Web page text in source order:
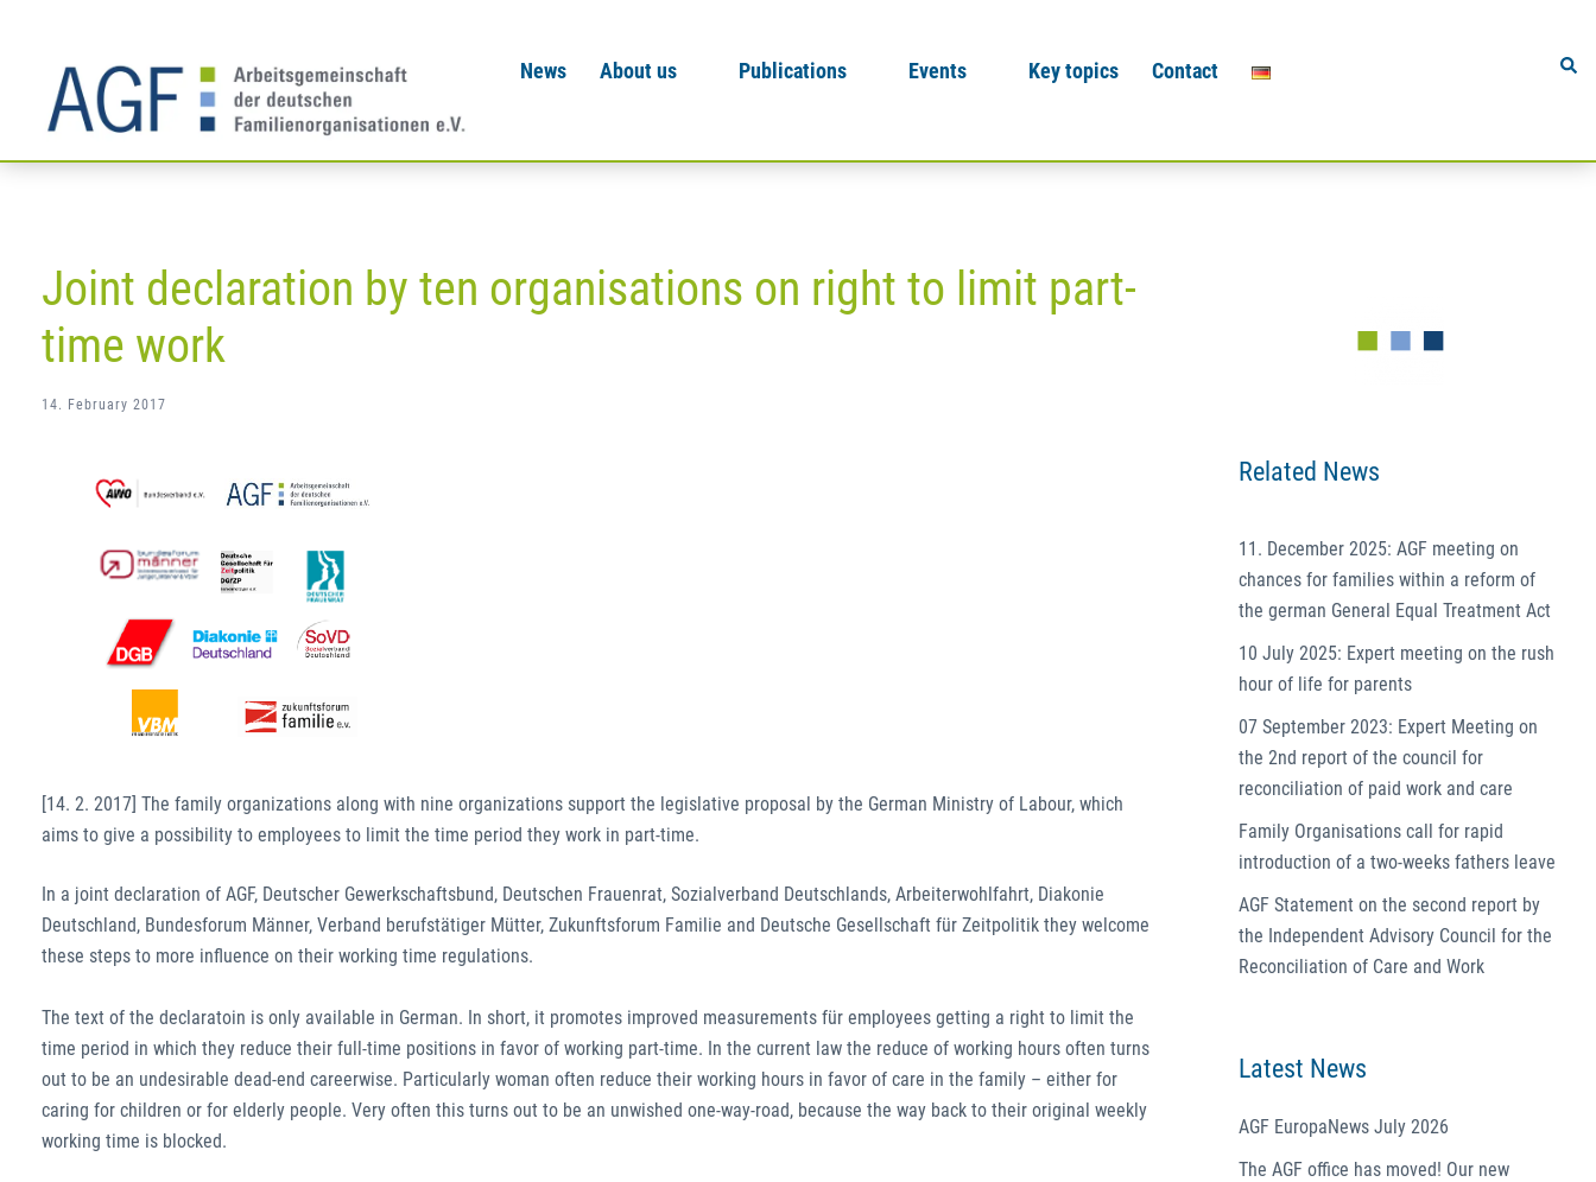
News About us Publications Events Key topics Contact
Joint declaration by ten organisations on right to limit part-
time work
14. February 2017
[14. 2. 2017] The family organizations along with nine organizations support the legislative proposal by the German Ministry of Labour, which
aims to give a possibility to employees to limit the time period they work in part-time.
In a joint declaration of AGF, Deutscher Gewerkschaftsbund, Deutschen Frauenrat, Sozialverband Deutschlands, Arbeiterwohlfahrt, Diakonie
Deutschland, Bundesforum Männer, Verband berufstätiger Mütter, Zukunftsforum Familie and Deutsche Gesellschaft für Zeitpolitik they welcome
these steps to more influence on their working time regulations.
The text of the declaratoin is only available in German. In short, it promotes improved measurements für employees getting a right to limit the
time period in which they reduce their full-time positions in favor of working part-time. In the current law the reduce of working hours often turns
out to be an undesirable dead-end careerwise. Particularly woman often reduce their working hours in favor of care in the family – either for
caring for children or for elderly people. Very often this turns out to be an unwished one-way-road, because the way back to their original weekly
working time is blocked.
Related News
11. December 2025: AGF meeting on
chances for families within a reform of
the german General Equal Treatment Act
10 July 2025: Expert meeting on the rush
hour of life for parents
07 September 2023: Expert Meeting on
the 2nd report of the council for
reconciliation of paid work and care
Family Organisations call for rapid
introduction of a two-weeks fathers leave
AGF Statement on the second report by
the Independent Advisory Council for the
Reconciliation of Care and Work
Latest News
AGF EuropaNews July 2026
The AGF office has moved! Our new